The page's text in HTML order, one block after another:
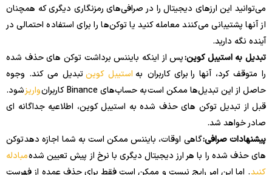
می‌توانید این ارزهای دیجیتال را در صرافی‌های رمزنگاری دیگری که همچنان
از آنها پشتیبانی می‌کنند معامله کنید یا توکن‌ها را برای استفاده احتمالی در
آینده نگه دارید.
تبدیل به استیبل کوین:پس از اینکه بایننس برداشت توکن های حذف شده
را متوقف کرد، آنها را برای کاربران به استیبل کوینتبدیل می کند. وجوه
حاصل از این تبدیل‌ها ممکن است به حساب‌های Binance کاربران
واریزشود.
قبل از تبدیل توکن های حذف شده به استیبل کوین، اطلاعیه جداگانه ای
صادر خواهد شد.
پیشنهادات صرافی:گاهی اوقات، بایننس ممکن است به شما اجازه دهد توکن
های حذف شده را با هر ارز دیجیتال دیگری با نرخ از پیش تعیین شدهمبادله
کنید. اما این امر رایج نیست و ممکن است فقط برای حذف عمده از فهرست